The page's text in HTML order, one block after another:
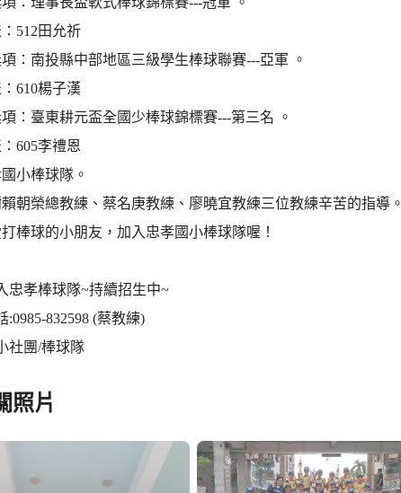
512田允祈
：南投縣中部地區三級學生棒球聯賽---亞軍 。
610楊子漢
：臺東耕元盃全國少棒球錦標賽---第三名 。
605李禮恩
小棒球隊。
朝榮總教練、蔡名庚教練、廖曉宜教練三位教練辛苦的指導。
棒球的小朋友，加入忠孝國小棒球隊喔！
忠孝棒球隊~持續招生中~
:0985-832598 (蔡教練)
社團/棒球隊
照片